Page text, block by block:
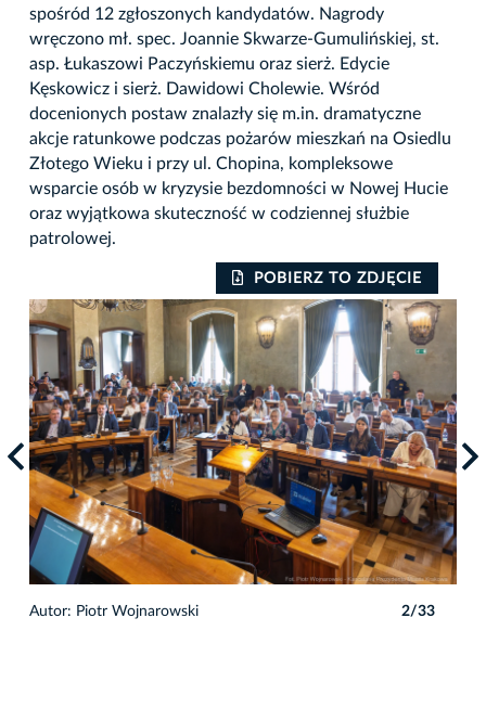
spośród 12 zgłoszonych kandydatów. Nagrody
wręczono mł. spec. Joannie Skwarze-Gumulińskiej, st.
asp. Łukaszowi Paczyńskiemu oraz sierż. Edycie
Kęskowicz i sierż. Dawidowi Cholewie. Wśród
docenionych postaw znalazły się m.in. dramatyczne
akcje ratunkowe podczas pożarów mieszkań na Osiedlu
Złotego Wieku i przy ul. Chopina, kompleksowe
wsparcie osób w kryzysie bezdomności w Nowej Hucie
oraz wyjątkowa skuteczność w codziennej służbie
patrolowej.
POBIERZ TO ZDJĘCIE
Autor: Piotr Wojnarowski 2/33